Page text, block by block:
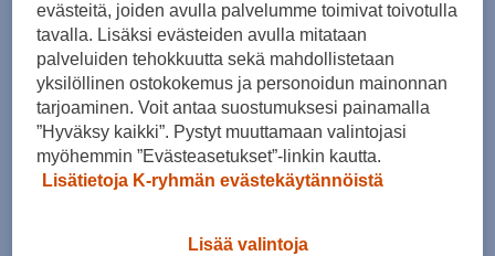
Lisää ostoskoriin
evästeitä, joiden avulla palvelumme toimivat toivotulla
tavalla. Lisäksi evästeiden avulla mitataan
palveluiden tehokkuutta sekä mahdollistetaan
yksilöllinen ostokokemus ja personoidun mainonnan
tarjoaminen. Voit antaa suostumuksesi painamalla
”Hyväksy kaikki”. Pystyt muuttamaan valintojasi
myöhemmin ”Evästeasetukset”-linkin kautta.
Lisätietoja K-ryhmän evästekäytännöistä
Lisää valintoja